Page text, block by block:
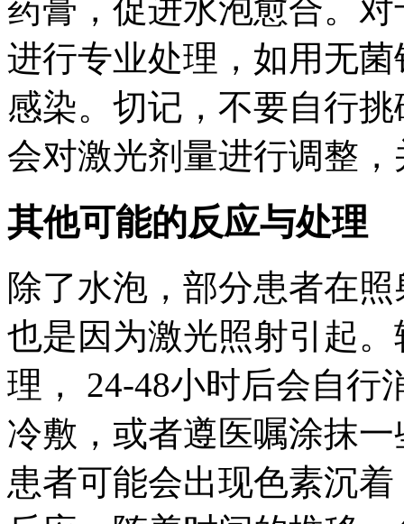
药膏，促进水泡愈合。
进行专业处理，如用无
感染。切记，不要自行
会对激光剂量进行调整
其他可能的反应与处理
除了水泡，部分患者在
也是因为激光照射引起
理， 24-48小时后会自行
冷敷，或者遵医嘱涂抹
患者可能会出现色素沉